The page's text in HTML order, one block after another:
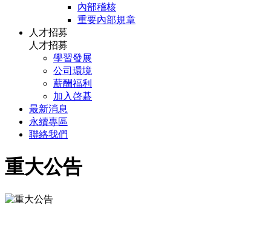
內部稽核
重要內部規章
人才招募
人才招募
學習發展
公司環境
薪酬福利
加入啓碁
最新消息
永續專區
聯絡我們
重大公告